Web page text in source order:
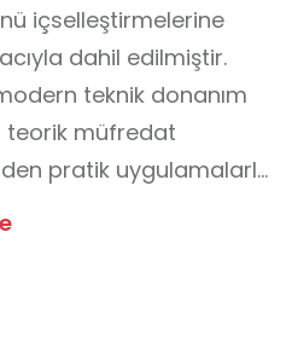
içselleştirmelerine
dahil edilmiştir.
teknik donanım
teorik müfredat
pratik uygulamalarla
tanıyan pedagojik bir
birimleri aracılığıyla